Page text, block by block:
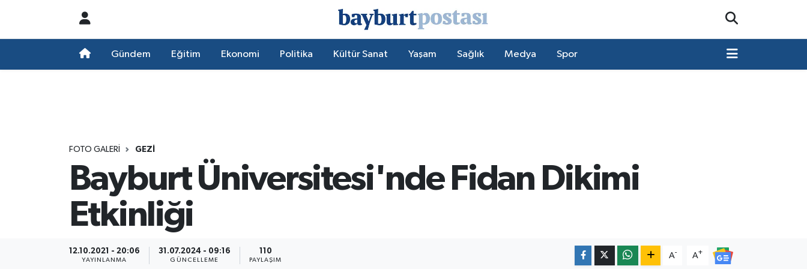
Gündem Eğitim Ekonomi Politika Kültür Sanat Yaşam Sağlık Medya Spor
FOTO GALERI GEZI
Bayburt Üniversitesi'nde Fidan Dikimi
Etkinliği
12.10.2021 - 20:06
YAYINLANMA
31.07.2024 - 09:16
GÜNCELLEME
110
PAYLAŞIM
A- A+
Süper Lig Puan Durumu ve Fikstür
Son Dakika Haberleri
Haber Arşivi